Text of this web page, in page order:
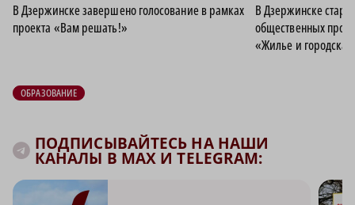
В Дзержинске завершено голосование в рамках
проекта «Вам решать!»
В Дзержинске
общественных
«Жилье и
ОБРАЗОВАНИЕ
ПОДПИСЫВАЙТЕСЬ НА НАШИ
КАНАЛЫ В MAX И TELEGRAM: